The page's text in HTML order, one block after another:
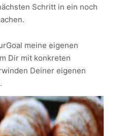
Schritt in ein noch
meine eigenen
Dir mit konkreten
Deiner eigenen